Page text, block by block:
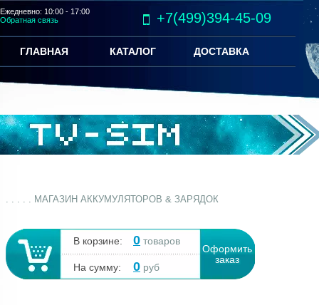
Ежедневно: 10:00 - 17:00
Обратная связь
+7(499)394-45-09
ГЛАВНАЯ КАТАЛОГ ДОСТАВКА
. . . . . МАГАЗИН АККУМУЛЯТОРОВ & ЗАРЯДОК
В корзине: 0 товаров
На сумму: 0 руб
Оформить
заказ